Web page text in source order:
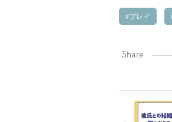
プレイ
Share